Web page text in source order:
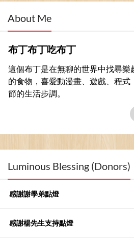
About Me
布丁布丁吃布丁
這個布丁是在無聊的世界中找尋樂
的食物，喜愛動漫畫、遊戲、程式
節的生活步調。
Luminous Blessing (Donors)
感謝謝學弟點燈
感謝楊先生支持點燈